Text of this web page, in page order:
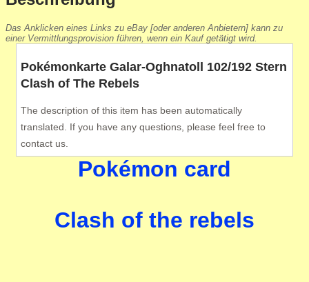
Das Anklicken eines Links zu eBay [oder anderen Anbietern] kann zu
einer Vermittlungsprovision führen, wenn ein Kauf getätigt wird.
Pokémonkarte Galar-Oghnatoll 102/192 Stern
Clash of The Rebels
The description of this item has been automatically
translated. If you have any questions, please feel free to
contact us.
Pokémon card
Clash of the rebels